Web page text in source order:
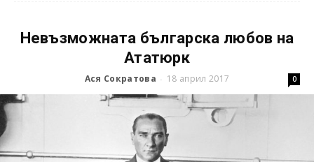
Невъзможната българска любов на
Ататюрк
Ася Сократова - 18 април 2017 0